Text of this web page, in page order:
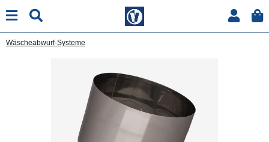
Wäscheabwurf-Systeme